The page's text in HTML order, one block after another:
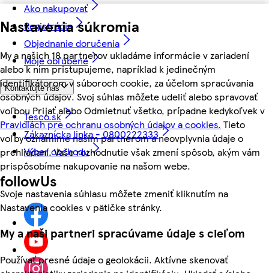
Nastavenia súkromia
My a našich 18 partnerov ukladáme informácie v zariadení
alebo k nim pristupujeme, napríklad k jedinečným
identifikátorom v súboroch cookie, za účelom spracúvania
osobných údajov. Svoj súhlas môžete udeliť alebo spravovať
voľbou Prijať alebo Odmietnuť všetko, prípadne kedykoľvek v
Pravidlách pre ochranu osobných údajov a cookies. Tieto
voľby oznámime našim partnerom a neovplyvnia údaje o
prehliadaní. Vaše rozhodnutie však zmení spôsob, akým vám
prispôsobíme nakupovanie na našom webe.
Svoje nastavenia súhlasu môžete zmeniť kliknutím na
Nastavenia cookies v pätičke stránky.
My a naši partneri spracúvame údaje s cieľom
Používať presné údaje o geolokácii. Aktívne skenovať
Ako nakupovať
Registrácia
Objednanie doručenia
Moje obľúbené
Kontaktujte nás
Tesco.sk
Zákaznícka linka - 0800222333
Výber obchodu
followUs